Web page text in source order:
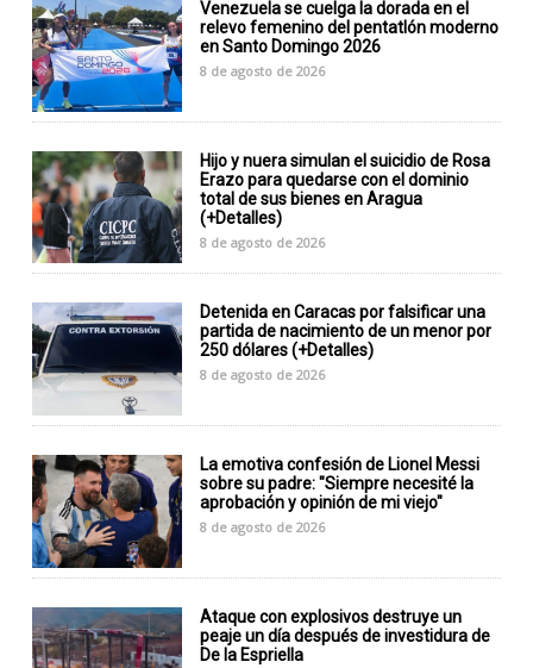
Venezuela se cuelga la dorada en el
relevo femenino del pentatlón moderno
en Santo Domingo 2026
8 de agosto de 2026
Hijo y nuera simulan el suicidio de Rosa
Erazo para quedarse con el dominio
total de sus bienes en Aragua
(+Detalles)
8 de agosto de 2026
Detenida en Caracas por falsificar una
partida de nacimiento de un menor por
250 dólares (+Detalles)
8 de agosto de 2026
La emotiva confesión de Lionel Messi
sobre su padre: "Siempre necesité la
aprobación y opinión de mi viejo"
8 de agosto de 2026
Ataque con explosivos destruye un
peaje un día después de investidura de
De la Espriella